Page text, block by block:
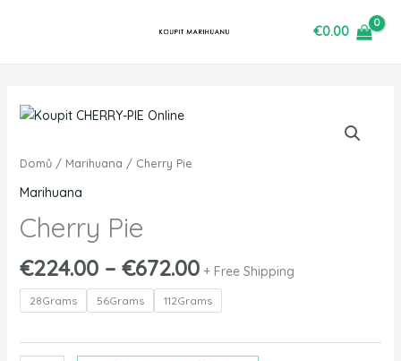
€0.00
Domů/ Marihuana / Cherry Pie
Marihuana
Cherry Pie
€224.00 – €672.00 + Free Shipping
28Grams 56Grams 112Grams
Cherry
množství